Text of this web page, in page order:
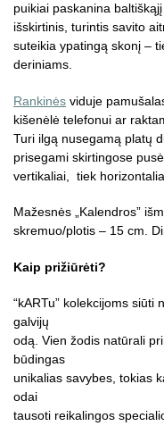
puikiai paskanina
išskirtinis, turintis savito
suteikia ypatingą skonį –
deriniams.
Rankinės viduje
kišenėlė telefonui ar
Turi ilgą nusegamą platų
prisegami skirtingose
vertikaliai, tiek
Mažesnės „Kalendros”
skremuo/plotis – 15 cm.
Kaip prižiūrėti?
“kARTu” kolekcijoms
galvijų
odą. Vien žodis natūrali
būdingas
unikalias savybes, tokias
odai
tausoti reikalingos